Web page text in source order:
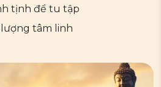
tịnh để tu tập
lượng tâm linh